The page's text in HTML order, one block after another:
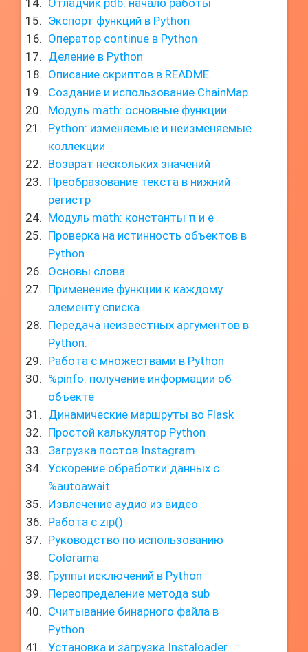
Отладчик pdb: начало работы
Экспорт функций в Python
Оператор continue в Python
Деление в Python
Описание скриптов в README
Создание и использование ChainMap
Модуль math: основные функции
Python: изменяемые и неизменяемые
коллекции
Возврат нескольких значений
Преобразование текста в нижний
регистр
Модуль math: константы π и e
Проверка на истинность объектов в
Python
Основы слова
Применение функции к каждому
элементу списка
Передача неизвестных аргументов в
Python.
Работа с множествами в Python
%pinfo: получение информации об
объекте
Динамические маршруты во Flask
Простой калькулятор Python
Загрузка постов Instagram
Ускорение обработки данных с
%autoawait
Извлечение аудио из видео
Работа с zip()
Руководство по использованию
Colorama
Группы исключений в Python
Переопределение метода sub
Считывание бинарного файла в
Python
Установка и загрузка Instaloader